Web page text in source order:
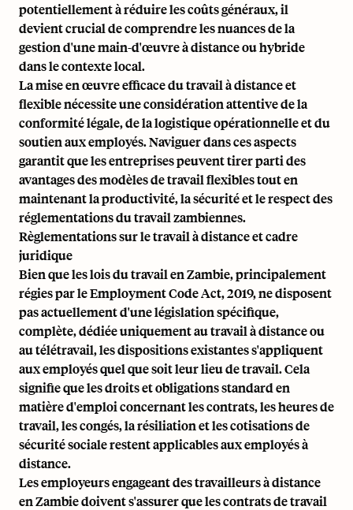
potentiellement à réduire les coûts généraux, il
devient crucial de comprendre les nuances de la
gestion d'une main-d'œuvre à distance ou hybride
dans le contexte local.
La mise en œuvre efficace du travail à distance et
flexible nécessite une considération attentive de la
conformité légale, de la logistique opérationnelle et du
soutien aux employés. Naviguer dans ces aspects
garantit que les entreprises peuvent tirer parti des
avantages des modèles de travail flexibles tout en
maintenant la productivité, la sécurité et le respect des
réglementations du travail zambiennes.
Règlementations sur le travail à distance et cadre
juridique
Bien que les lois du travail en Zambie, principalement
régies par le Employment Code Act, 2019, ne disposent
pas actuellement d'une législation spécifique,
complète, dédiée uniquement au travail à distance ou
au télétravail, les dispositions existantes s'appliquent
aux employés quel que soit leur lieu de travail. Cela
signifie que les droits et obligations standard en
matière d'emploi concernant les contrats, les heures de
travail, les congés, la résiliation et les cotisations de
sécurité sociale restent applicables aux employés à
distance.
Les employeurs engageant des travailleurs à distance
en Zambie doivent s'assurer que les contrats de travail